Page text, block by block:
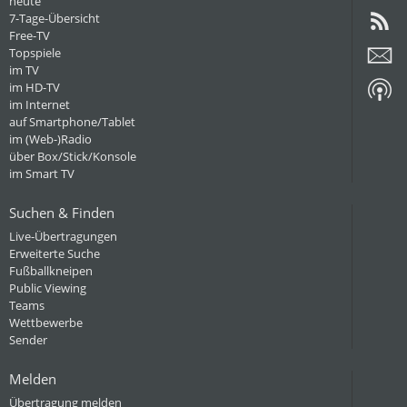
7-Tage-Übersicht
Free-TV
Topspiele
im TV
im HD-TV
im Internet
auf Smartphone/Tablet
im (Web-)Radio
über Box/Stick/Konsole
im Smart TV
Suchen & Finden
Live-Übertragungen
Erweiterte Suche
Fußballkneipen
Public Viewing
Teams
Wettbewerbe
Sender
Melden
Übertragung melden